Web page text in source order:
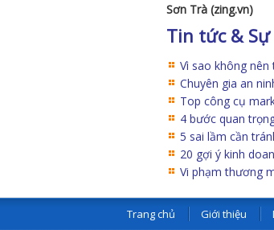
Sơn Trà (zing.vn)
Tin tức &
Vì sao không
Chuyên gia an
Top công cụ
4 bước quan
5 sai lầm cần
20 gợi ý kinh
Vi phạm thương
Trang chủ Giới thiệu